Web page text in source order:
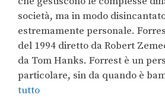
società, ma in modo
estremamente personale.
del 1994 diretto da Robert
da Tom Hanks. Forrest è un
particolare, sin da quando è
tutto